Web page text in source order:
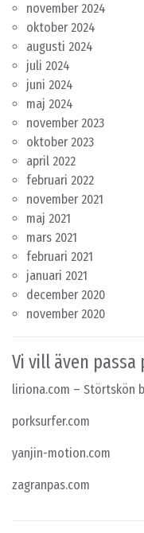
november 2024
oktober 2024
augusti 2024
juli 2024
juni 2024
maj 2024
november 2023
oktober 2023
april 2022
februari 2022
november 2021
maj 2021
mars 2021
februari 2021
januari 2021
december 2020
november 2020
Vi vill även
liriona.com – Störtskön
porksurfer.com
yanjin-motion.com
zagranpas.com